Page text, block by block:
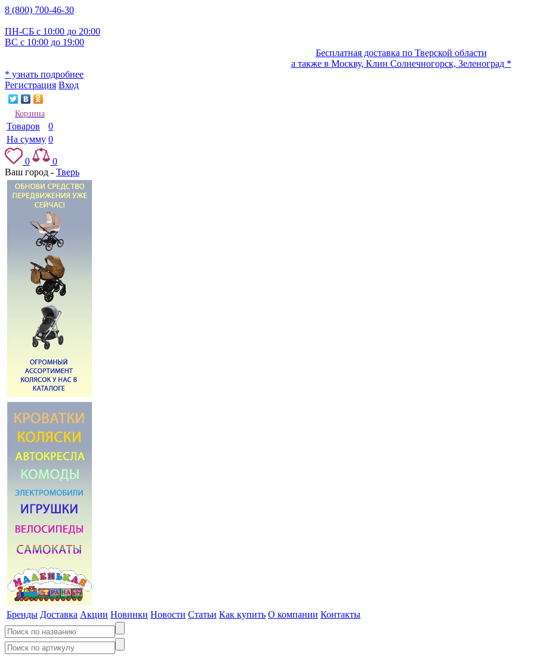
8 (800) 700-46-30
ПН-СБ с 10:00 до 20:00
ВС с 10:00 до 19:00
Бесплатная доставка по Тверской области
а также в Москву, Клин Солнечногорск, Зеленоград *
* узнать подробнее
Регистрация Вход
Корзина
Товаров
0
На сумму 0
0
0
Ваш город - Тверь
Бренды Доставка Акции Новинки Новости Статьи Как купить О компании Контакты